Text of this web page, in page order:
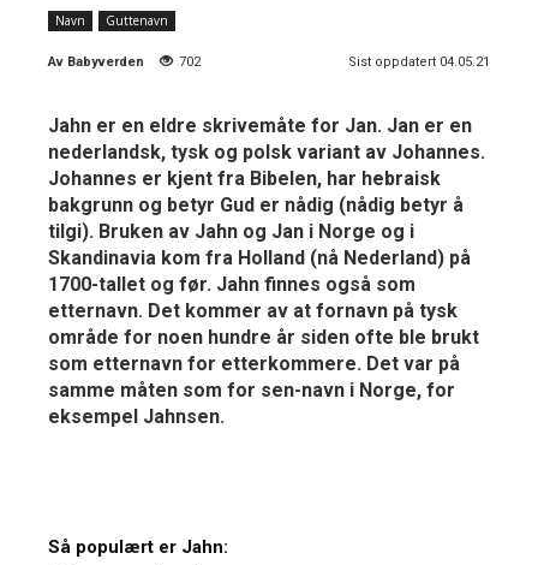
Navn Guttenavn
Av Babyverden 702 Sist oppdatert 04.05.21
Jahn er en eldre skrivemåte for Jan. Jan er en
nederlandsk, tysk og polsk variant av Johannes.
Johannes er kjent fra Bibelen, har hebraisk
bakgrunn og betyr Gud er nådig (nådig betyr å
tilgi). Bruken av Jahn og Jan i Norge og i
Skandinavia kom fra Holland (nå Nederland) på
1700-tallet og før. Jahn finnes også som
etternavn. Det kommer av at fornavn på tysk
område for noen hundre år siden ofte ble brukt
som etternavn for etterkommere. Det var på
samme måten som for sen-navn i Norge, for
eksempel Jahnsen.
Så populært er Jahn: